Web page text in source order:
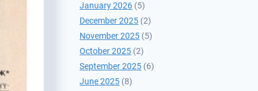
January 2026 (5)
December 2025 (2)
November 2025 (5)
October 2025 (2)
September 2025 (6)
June 2025 (8)